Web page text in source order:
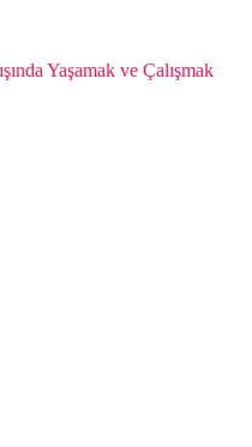
Yaşamak ve Çalışmak